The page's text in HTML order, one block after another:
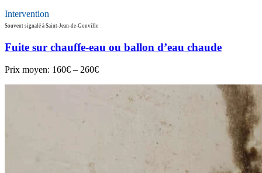
Intervention
Souvent signalé à Saint-Jean-de-Gonville
Fuite sur chauffe-eau ou ballon d’eau chaude
Prix moyen: 160€ – 260€